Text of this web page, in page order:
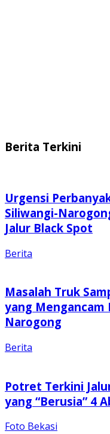
Berita Terkini
Urgensi
Siliwangi-
Jalur Black Spot
Berita
Masalah Truk
yang Mengancam
Narogong
Berita
Potret Terkini
yang “Berusia” 4
Foto Bekasi